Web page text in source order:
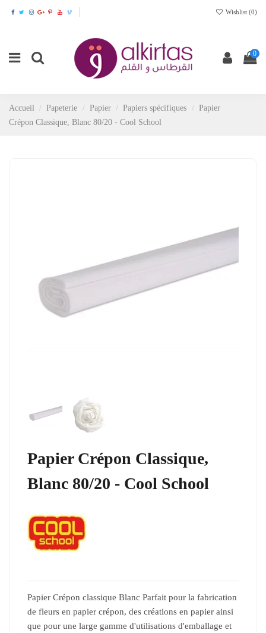
Wishlist (0)
0
Accueil Papeterie Papier Papiers spécifiques
Papier
Crépon Classique, Blanc 80/20 - Cool School
Papier Crépon Classique,
Blanc 80/20 - Cool School
Papier Crépon classique Blanc Parfait pour la fabrication
de fleurs en papier crépon, des créations en papier ainsi
que pour une large gamme d'utilisations d'emballage et